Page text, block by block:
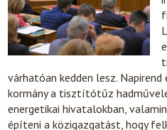
várhatóan kedden lesz.
kormány a tisztítótűz
energetikai hivatalokban,
építeni a közigazgatást, hogy